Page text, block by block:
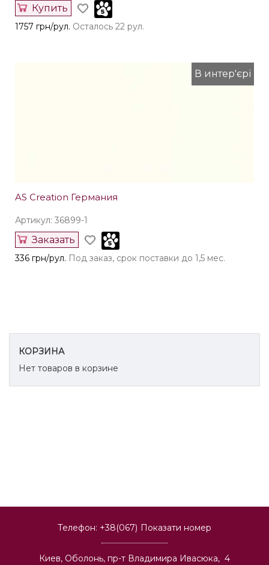
Купить
1757 грн/рул. Осталось 22 рул.
В интер'єрі
AS Creation Германия
Артикул: 36899-1
Заказать
336 грн/рул. Под заказ, срок поставки до 1,5 мес.
КОРЗИНА
Нет товаров в корзине
Телефон: +38(067) Показати номер
Киев, Оболонь, пр-т Владимира Ивасюка, 4